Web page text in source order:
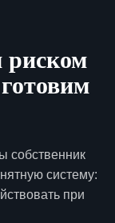
риском
собственник
систему:
при